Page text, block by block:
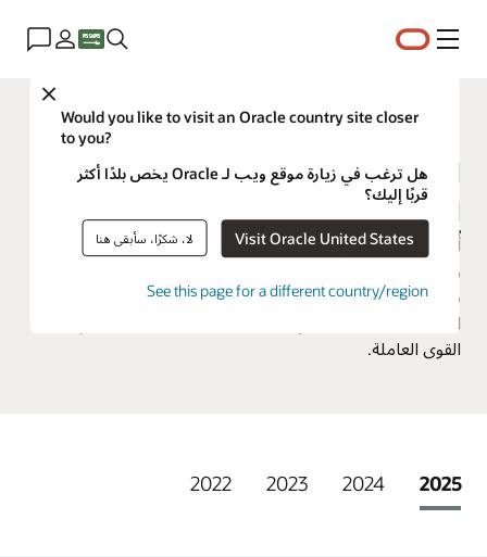
القائمة
Close
Would you like to visit an Oracle country site closer
to you?
هل ترغب في زيارة موقع ويب لـ Oracle يخص بلدًا أكثر
قربًا إليك؟
Visit Oracle United States لا، شكرًا، سأبقى هنا
See this page for a different country/region
جوائز العملاء
الفائزون السابقون بجوائز الموارد
البشرية
أُطلق على البرنامج سابقًا جوائز Oracle HR Heroes، وقد أبرز
رواد الصناعة الذين قدموا قيمة ملموسة لمؤسساتهم بطرق
مبتكرة لاستخدام حلول Oracle HCM Cloud. تشمل فئات
الجوائز الموارد البشرية وإدارة المواهب وكشوف الرواتب وإدارة
القوى العاملة.
2025
2024
2023
2022